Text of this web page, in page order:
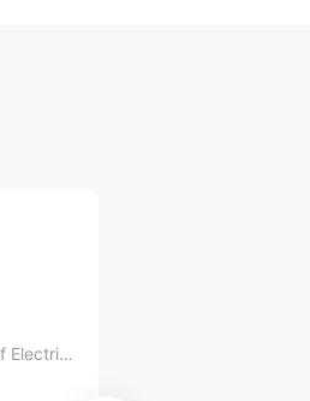
Tsinghua University Department of Electrical Engineering